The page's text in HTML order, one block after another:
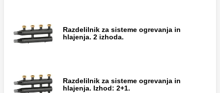
Razdelilnik za sisteme ogrevanja in
hlajenja. 2 izhoda.
Razdelilnik za sisteme ogrevanja in
hlajenja. Izhod: 2+1.